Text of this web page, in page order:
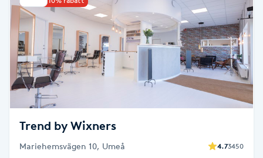
Babylights
Balayage
Bambumassage
Barber
Barnklippning
Trend by Wixners
Mariehemsvägen 10, Umeå 4.73450